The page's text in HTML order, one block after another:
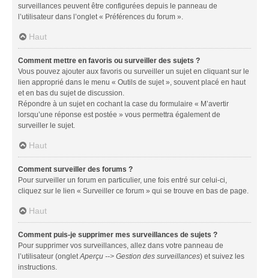
surveillances peuvent être configurées depuis le panneau de
l’utilisateur dans l’onglet « Préférences du forum ».
Haut
Comment mettre en favoris ou surveiller des sujets ?
Vous pouvez ajouter aux favoris ou surveiller un sujet en cliquant sur le
lien approprié dans le menu « Outils de sujet », souvent placé en haut
et en bas du sujet de discussion.
Répondre à un sujet en cochant la case du formulaire « M’avertir
lorsqu’une réponse est postée » vous permettra également de
surveiller le sujet.
Haut
Comment surveiller des forums ?
Pour surveiller un forum en particulier, une fois entré sur celui-ci,
cliquez sur le lien « Surveiller ce forum » qui se trouve en bas de page.
Haut
Comment puis-je supprimer mes surveillances de sujets ?
Pour supprimer vos surveillances, allez dans votre panneau de
l’utilisateur (ongletAperçu --> Gestion des surveillances) et suivez les
instructions.